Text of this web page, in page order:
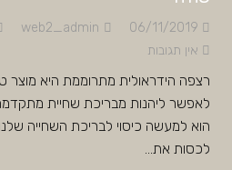
06/11/2019
web2_admin
אין תגובות
רצפה הידראולית מתרוממת היא מוצר
לאפשר ליהנות מבריכת שחיית
הוא למעשה כיסוי לבריכת השחייה
לכסות את…